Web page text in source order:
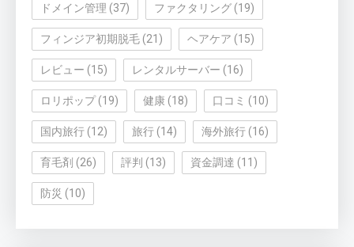
ドメイン管理 (37) ファクタリング (19)
フィンジア初期脱毛 (21) ヘアケア (15)
レビュー (15) レンタルサーバー (16)
ロリポップ(19) 健康 (18) 口コミ (10)
国内旅行 (12) 旅行 (14) 海外旅行 (16)
育毛剤 (26) 評判 (13) 資金調達 (11)
防災 (10)